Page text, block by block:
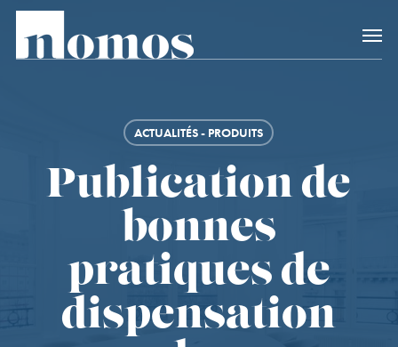
Skip
main
Accès rapide
ACTUALITÉS - PRODUITS
Publication de
bonnes
pratiques de
dispensation